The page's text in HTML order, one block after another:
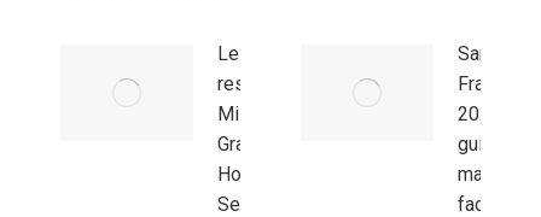
Le
restaurant
Mistral du
Grand
Hotel Villa
Serbellonin
Santé en
France,
2026 –
guide du
maire
face aux